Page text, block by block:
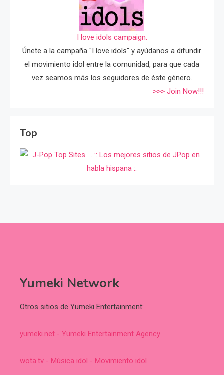
I love idols campaign.
Únete a la campaña "I love idols" y ayúdanos a difundir
el movimiento idol entre la comunidad, para que cada
vez seamos más los seguidores de éste género.
>>> Join Now!!!
Top
Yumeki Network
Otros sitios de Yumeki Entertainment:
yumeki.net - Yumeki Entertainment Agency
wota.tv - Música idol - Movimiento idol